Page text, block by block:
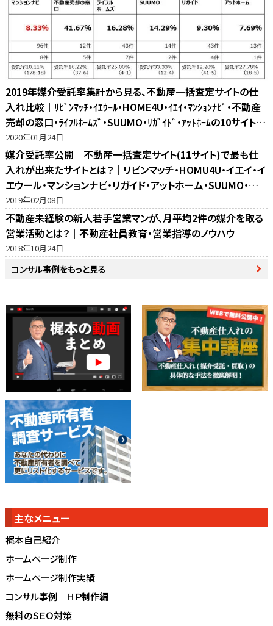
2019年媒介受託率集計から見る、不動産一括査定サイトの仕
入れ比較｜ﾘﾋﾞﾝﾏｯﾁ・ｲｴｳｰﾙ・HOME4U・ｲｴｲ・ﾏﾝｼｮﾝﾅﾋﾞ・不動産
売却の窓口・ﾗｲﾌﾙﾎｰﾑｽﾞ・SUUMO・ﾘｶﾞｲﾄﾞ・ｱｯﾄﾎｰﾑの10サイト比
較
2020年01月24日
媒介受託率公開｜不動産一括査定サイト(11サイト)で最も仕
入れが出来たサイトとは？｜リビンマッチ・HOMU4U・イエイ・イ
エウール・マンションナビ・リガイド・アットホーム・SUUMO・不
動産売却の窓口・ホームズ・マイナビの反響比較
2019年02月08日
不動産未経験の新人若手営業マンが、月平均2件の媒介を取る
営業活動とは？｜不動産社員教育・営業指導のノウハウ
2018年10月24日
コンサル事例をもっと見る
主なメニュー
梶本自己紹介
ホームページ制作
ホームページ制作実績
コンサル事例｜ＨＰ制作編
無料のＳＥＯ対策